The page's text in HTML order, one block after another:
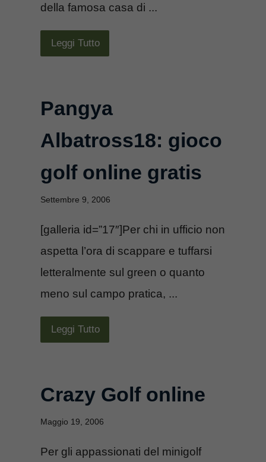
della famosa casa di ...
Leggi Tutto
Pangya
Albatross18: gioco
golf online gratis
Settembre 9, 2006
[galleria id=”17″]Per chi in ufficio non
aspetta l’ora di scappare e tuffarsi
letteralmente sul green o quanto
meno sul campo pratica, ...
Leggi Tutto
Crazy Golf online
Maggio 19, 2006
Per gli appassionati del minigolf